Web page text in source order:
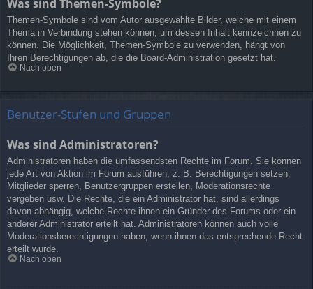
Was sind Themen-Symbole?
Themen-Symbole sind vom Autor ausgewählte Bilder, welche mit einem
Thema in Verbindung stehen können, um dessen Inhalt kennzeichnen zu
können. Die Möglichkeit, Themen-Symbole zu verwenden, hängt von
Ihren Berechtigungen ab, die die Board-Administration gesetzt hat.
Nach oben
Benutzer-Stufen und Gruppen
Was sind Administratoren?
Administratoren haben die umfassendsten Rechte im Forum. Sie können
jede Art von Aktion im Forum ausführen; z. B. Berechtigungen setzen,
Mitglieder sperren, Benutzergruppen erstellen, Moderationsrechte
vergeben usw. Die Rechte, die ein Administrator hat, sind allerdings
davon abhängig, welche Rechte ihnen ein Gründer des Forums oder ein
anderer Administrator erteilt hat. Administratoren können auch volle
Moderationsberechtigungen haben, wenn ihnen das entsprechende Recht
erteilt wurde.
Nach oben